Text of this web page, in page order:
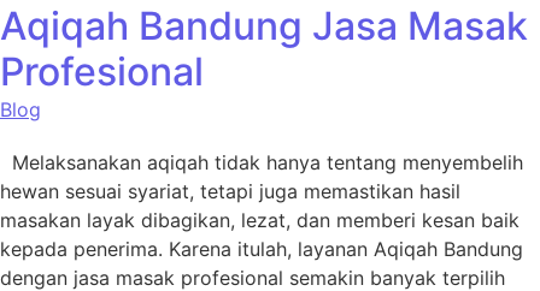
Aqiqah Bandung Jasa Masak
Profesional
Blog
Melaksanakan aqiqah tidak hanya tentang menyembelih
hewan sesuai syariat, tetapi juga memastikan hasil
masakan layak dibagikan, lezat, dan memberi kesan baik
kepada penerima. Karena itulah, layanan Aqiqah Bandung
dengan jasa masak profesional semakin banyak terpilih